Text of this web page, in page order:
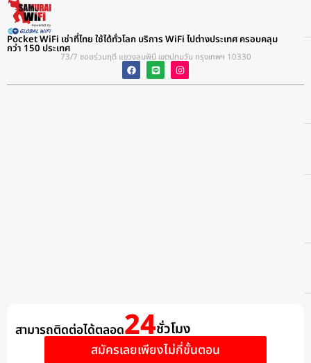
Pocket WiFi เช่าที่ไทย ใช้ได้ทั่วโลก บริการ WiFi ไปต่างประเทศ ครอบคลุม
กว่า 150 ประเทศ
73/7 ซอยร่วมฤดี แขวงลุมพินี เขตปทุมวัน กรุงเทพฯ 10330​
F
a
c
L
i
n
I
n
s
สามารถติดต่อได้ตลอด​24ชั่วโมง
สมัครเลยเพียงไม่กี่ขั้นตอน